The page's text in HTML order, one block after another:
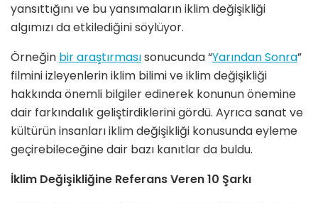
yansıttığını ve bu yansımaların iklim değişikliği
algımızı da etkilediğini söylüyor.
Örneğin bir araştırmasısonucunda “Yarından Sonra”
filmini izleyenlerin iklim bilimi ve iklim değişikliği
hakkında önemli bilgiler edinerek konunun önemine
dair farkındalık geliştirdiklerini gördü. Ayrıca sanat ve
kültürün insanları iklim değişikliği konusunda eyleme
geçirebileceğine dair bazı kanıtlar da buldu.
İklim Değişikliğine Referans Veren 10 Şarkı